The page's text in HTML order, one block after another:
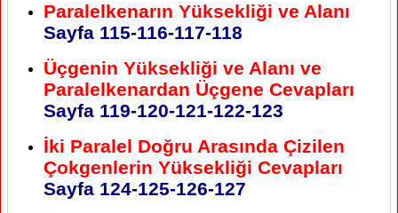
Paralelkenarın Yüksekliği ve Alanı
Sayfa 115-116-117-118
Üçgenin Yüksekliği ve Alanı ve
Paralelkenardan Üçgene Cevapları
Sayfa 119-120-121-122-123
İki Paralel Doğru Arasında Çizilen
Çokgenlerin Yüksekliği Cevapları
Sayfa 124-125-126-127